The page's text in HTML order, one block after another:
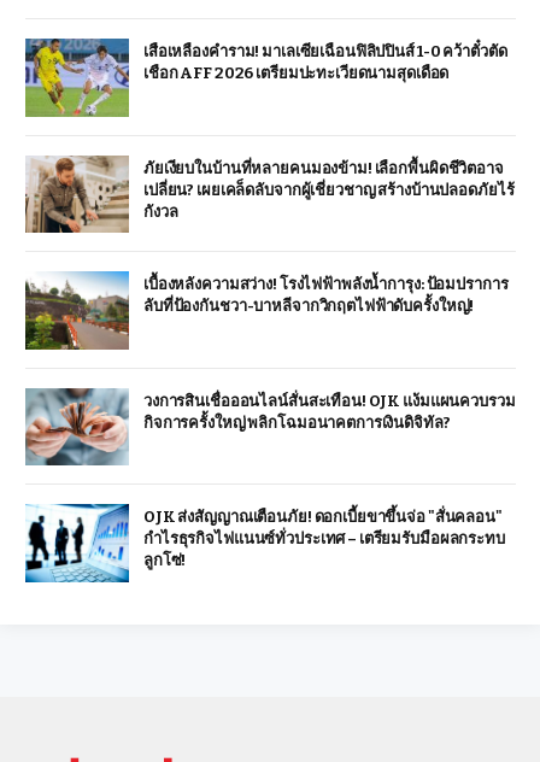
เสือเหลืองคำราม! มาเลเซียเฉือนฟิลิปปินส์ 1-0 คว้าตั๋วตัด
เชือก AFF 2026 เตรียมปะทะเวียดนามสุดเดือด
ภัยเงียบในบ้านที่หลายคนมองข้าม! เลือกพื้นผิดชีวิตอาจ
เปลี่ยน? เผยเคล็ดลับจากผู้เชี่ยวชาญ สร้างบ้านปลอดภัยไร้
กังวล
เบื้องหลังความสว่าง! โรงไฟฟ้าพลังน้ำการุง: ป้อมปราการ
ลับที่ป้องกันชวา-บาหลีจากวิกฤตไฟฟ้าดับครั้งใหญ่!
วงการสินเชื่อออนไลน์สั่นสะเทือน! OJK แง้มแผนควบรวม
กิจการครั้งใหญ่ พลิกโฉมอนาคตการเงินดิจิทัล?
OJK ส่งสัญญาณเตือนภัย! ดอกเบี้ยขาขึ้นจ่อ "สั่นคลอน"
กำไรธุรกิจไฟแนนซ์ทั่วประเทศ – เตรียมรับมือผลกระทบ
ลูกโซ่!